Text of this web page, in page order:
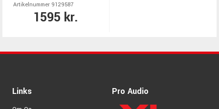
Artikelnummer 9129587
1595 kr.
Links Pro Audio